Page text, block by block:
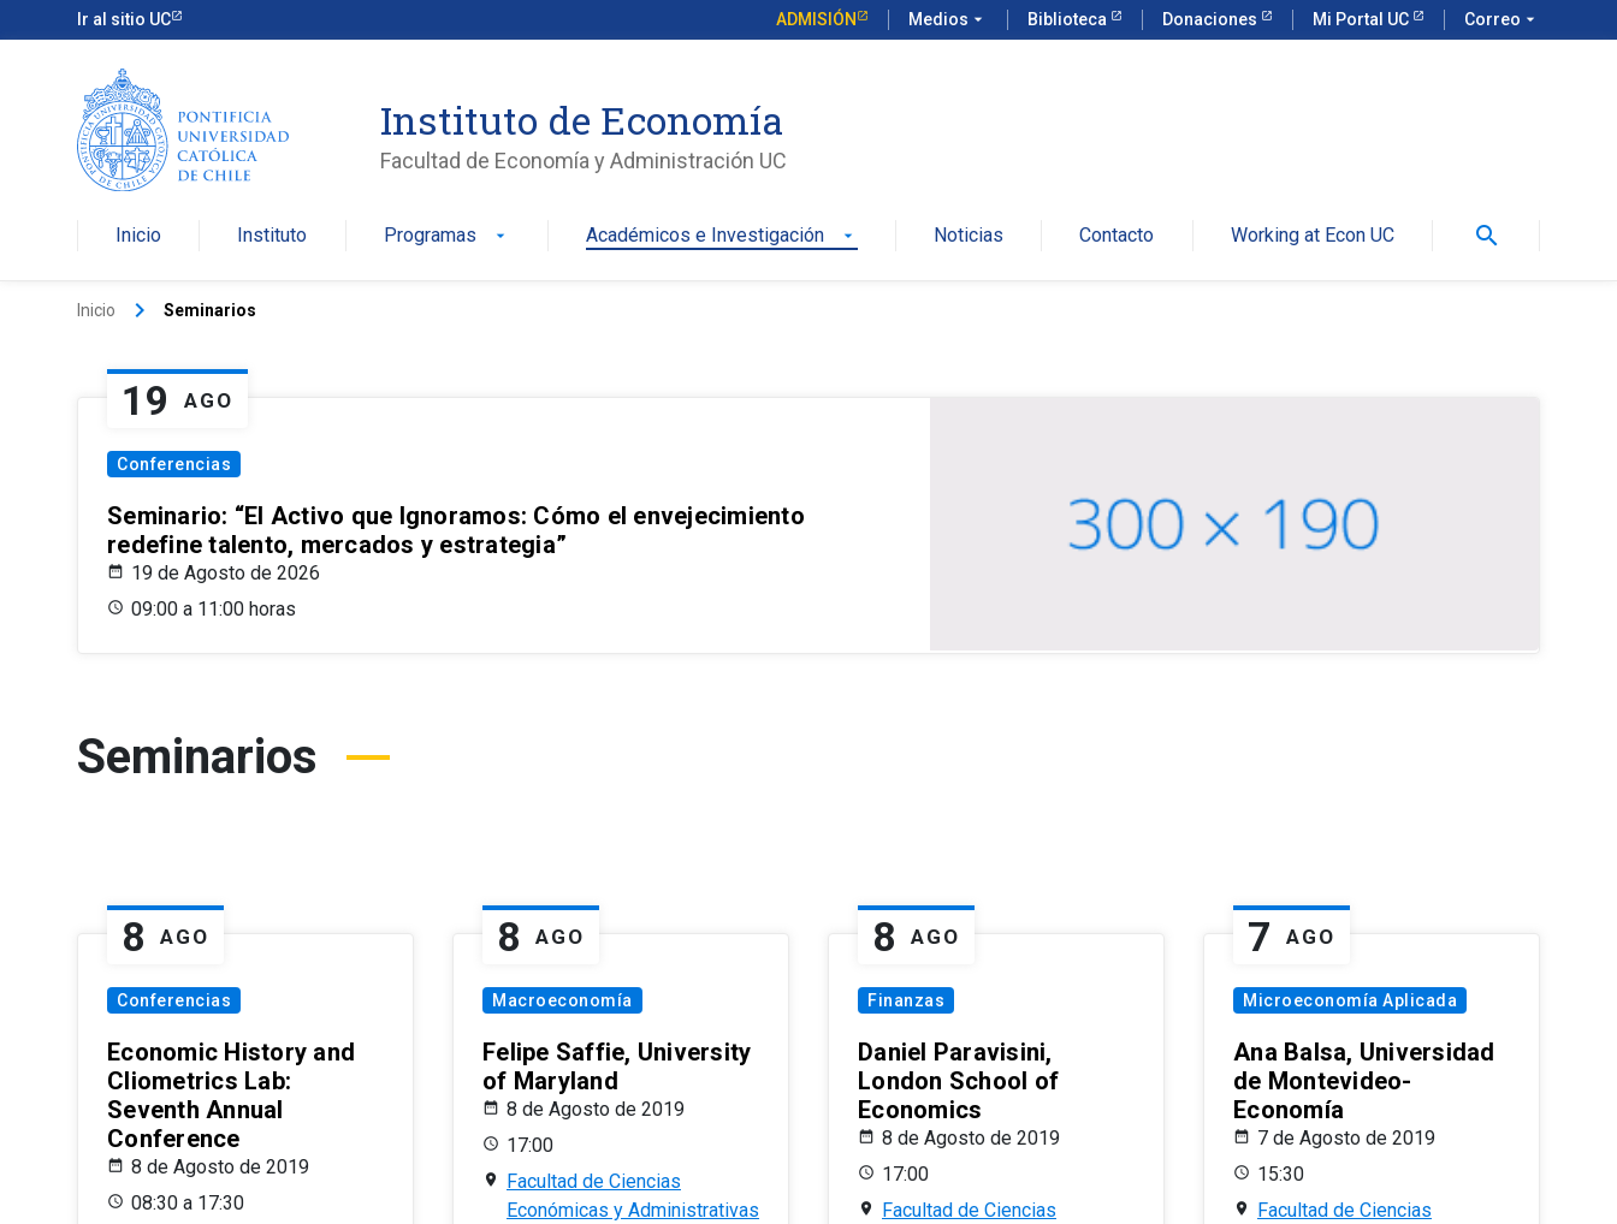
Ir al sitio UC ADMISIÓN Medios arrow_drop_down Biblioteca Donaciones Mi Portal UC Correo arrow_drop_down
Instituto de Economía
Facultad de Economía y Administración UC
Inicio Instituto Programas arrow_drop_down Académicos e Investigación arrow_drop_down Noticias Contacto Working at Econ UC search
Inicio keyboard_arrow_right Seminarios
19 AGO
Conferencias
Seminario: “El Activo que Ignoramos: Cómo el envejecimiento
redefine talento, mercados y estrategia”
19 de Agosto de 2026
09:00 a 11:00 horas
Seminarios
8 AGO
Conferencias
Economic History and
Cliometrics Lab:
Seventh Annual
Conference
8 de Agosto de 2019
08:30 a 17:30
8 AGO
Macroeconomía
Felipe Saffie, University
of Maryland
8 de Agosto de 2019
17:00
Facultad de Ciencias
Económicas y Administrativas
8 AGO
Finanzas
Daniel Paravisini,
London School of
Economics
8 de Agosto de 2019
17:00
Facultad de Ciencias
7 AGO
Microeconomía Aplicada
Ana Balsa, Universidad
de Montevideo-
Economía
7 de Agosto de 2019
15:30
Facultad de Ciencias